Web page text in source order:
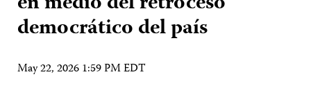
democrático del país
May 22, 2026 1:59 PM EDT